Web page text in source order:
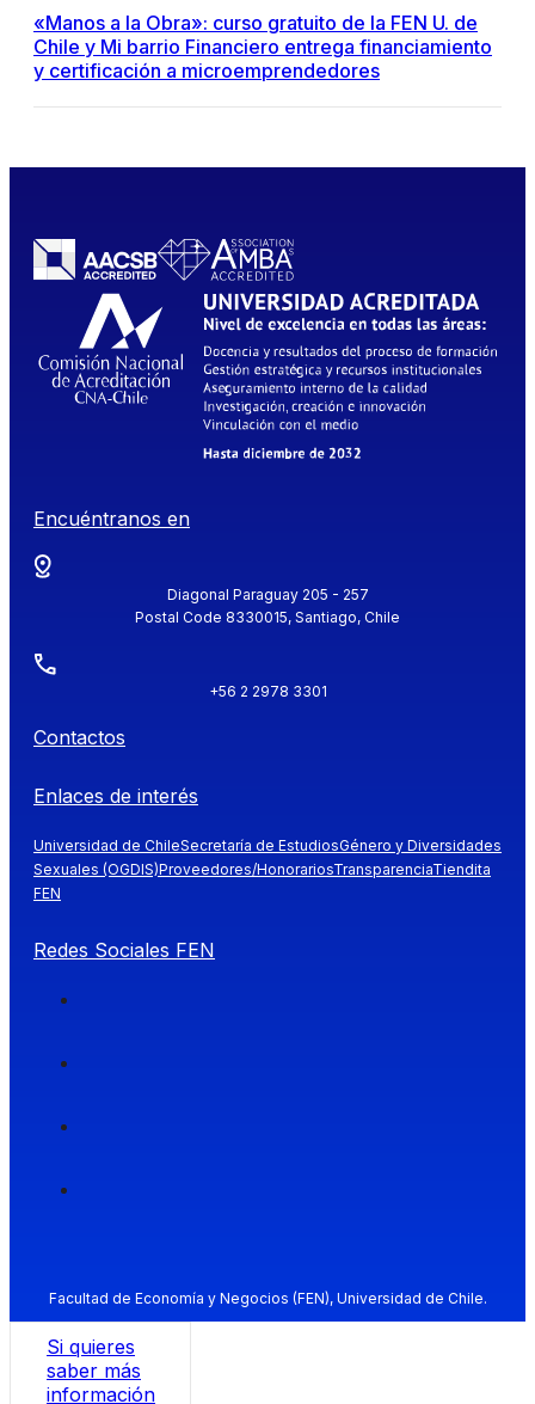
«Manos a la Obra»: curso gratuito de la FEN U. de
Chile y Mi barrio Financiero entrega financiamiento
y certificación a microemprendedores
Encuéntranos en
Diagonal Paraguay 205 - 257
Postal Code 8330015, Santiago, Chile
+56 2 2978 3301
Contactos
Enlaces de interés
Universidad de ChileSecretaría de EstudiosGénero y Diversidades
Sexuales (OGDIS)Proveedores/HonorariosTransparenciaTiendita
FEN
Redes Sociales FEN
Facultad de Economía y Negocios (FEN), Universidad de Chile.
Si quieres
saber más
información